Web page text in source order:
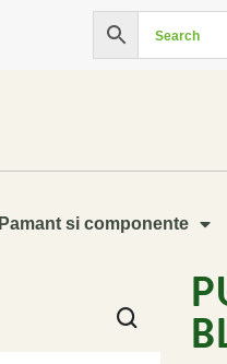
Pamant si componente